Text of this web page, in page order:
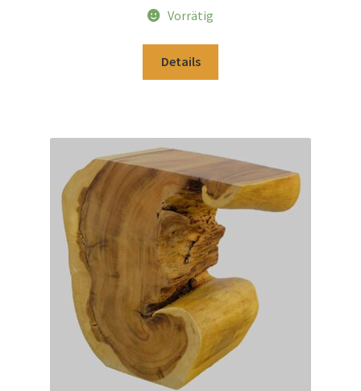
Vorrätig
Details